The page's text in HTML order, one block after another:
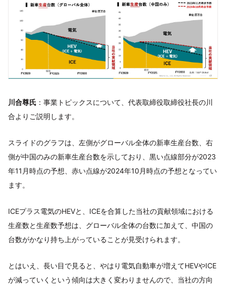
川合尊氏 ：事業トピックスについて、代表取締役取締役社長の川
合よりご説明します。
スライドのグラフは、左側がグローバル全体の新車生産台数、右
側が中国のみの新車生産台数を示しており、黒い点線部分が2023
年11月時点の予想、赤い点線が2024年10月時点の予想となってい
ます。
ICEプラス電気のHEVと、ICEを合算した当社の貢献領域における
生産数と生産数予想は、グローバル全体の台数に加えて、中国の
台数がかなり持ち上がっていることが見受けられます。
とはいえ、長い目で見ると、やはり電気自動車が増えてHEVやICE
が減っていくという傾向は大きく変わりませんので、当社の方向